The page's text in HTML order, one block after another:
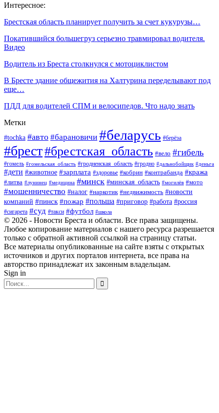
Интересное:
Брестская область планирует получить за счет кукурузы…
Покатившийся большегруз серьезно травмировал водителя.
Видео
Водитель из Бреста столкнулся с мотоциклистом
В Бресте здание общежития на Халтурина переделывают под
еще…
ПДД для водителей СПМ и велосипедов. Что надо знать
Метки
#tochka #авто #барановичи #беларусь #берёза
#брест#брестская_область #вело #гибель
#гомель #гомельская_область #гродненская_область #гродно #дальнобойщик #деньга
#дети #животное #зарплата #здоровье #кобрин #контрабанда #кража
#литва #лунинец #медицина #минск #минская_область #могилёв #мото
#мошенничество #налог #наркотик #недвижимость #новости
компаний #пинск #пожар #польша #приговор #работа #россия
#сигарета #суд #такси #футбол #школа
© 2026 - Новости Бреста и области. Все права защищены.
Любое копирование материалов с нашего ресурса разрешается
только с обратной активной ссылкой на страницу статьи.
Все материалы опубликованные на сайте взяты с открытых
источников и других порталов интернета, все права на
авторство принадлежат их законным владельцам.
Sign in